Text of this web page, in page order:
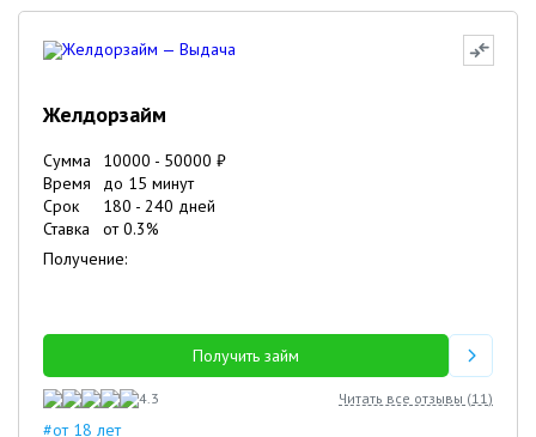
Желдорзайм
Сумма 10000 - 50000 ₽
Время
до 15 минут
Срок
180 - 240 дней
Ставка
от0.3%
Получение:
Получить займ
4.3 Читать все отзывы (11)
#от 18 лет